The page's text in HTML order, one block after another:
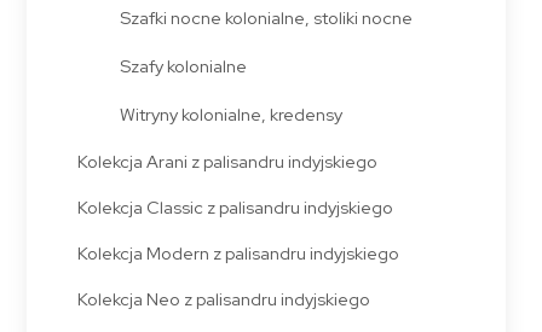
Szafki nocne kolonialne, stoliki nocne
Szafy kolonialne
Witryny kolonialne, kredensy
Kolekcja Arani z palisandru indyjskiego
Kolekcja Classic z palisandru indyjskiego
Kolekcja Modern z palisandru indyjskiego
Kolekcja Neo z palisandru indyjskiego